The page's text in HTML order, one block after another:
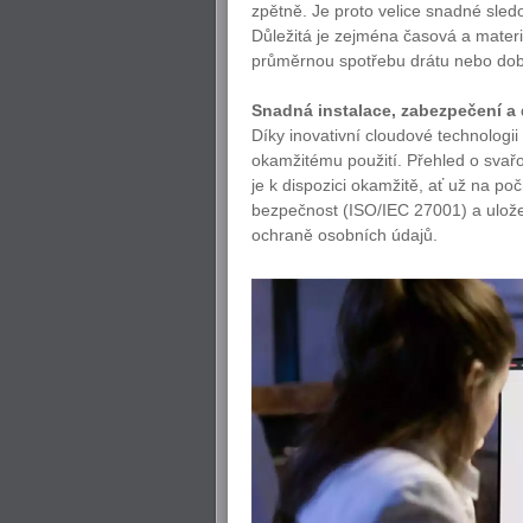
zpětně. Je proto velice snadné
Důležitá je zejména časová a
průměrnou spotřebu drátu nebo
Snadná instalace, zabezpečení
Díky inovativní cloudové
okamžitému použití. Přehled o
je k dispozici okamžitě, ať už na
bezpečnost (ISO/IEC 27001) a
ochraně osobních údajů.